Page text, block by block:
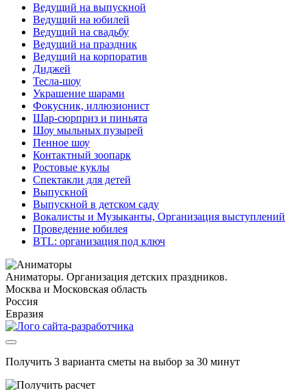
Ведущий на выпускной
Ведущий на юбилей
Ведущий на свадьбу
Ведущий на праздник
Ведущий на корпоратив
Диджей
Тесла-шоу
Украшение шарами
Фокусник, иллюзионист
Шар-сюрприз и пиньята
Шоу мыльных пузырей
Пенное шоу
Контактный зоопарк
Ростовые куклы
Спектакли для детей
Выпускной
Выпускной в детском саду
Вокалисты и Музыканты, Организация выступлений
Проведение юбилея
BTL: организация под ключ
Аниматоры. Организация детских праздников.
Москва и Московская область
Россия
Евразия
Получить 3 варианта сметы на выбор за 30 минут